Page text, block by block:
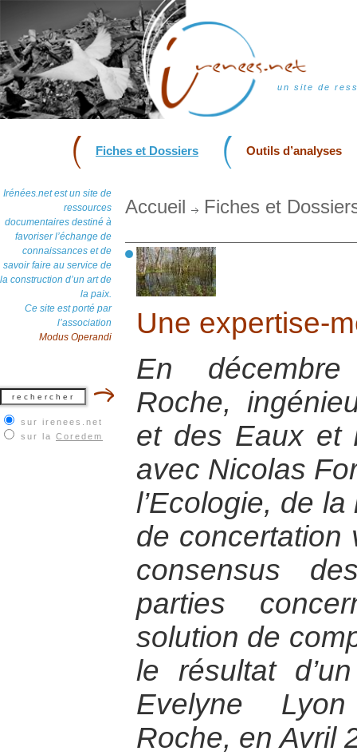
un site de
Fiches et Dossiers Outils d’analyses
Irénées.net est un site de
ressources
documentaires destiné à
favoriser l’échange de
connaissances et de
savoir faire au service de
la construction d’un art de
la paix.
Ce site est porté par
l’association
Modus Operandi
sur irenees.net
sur la Coredem
Accueil Fiches et
Une expertise-
En
Roche,
et des Eaux et
avec Nicolas
l’Ecologie, de
de concertation
consensus
parties
solution de
le résultat
Evelyne
Roche, en Avril